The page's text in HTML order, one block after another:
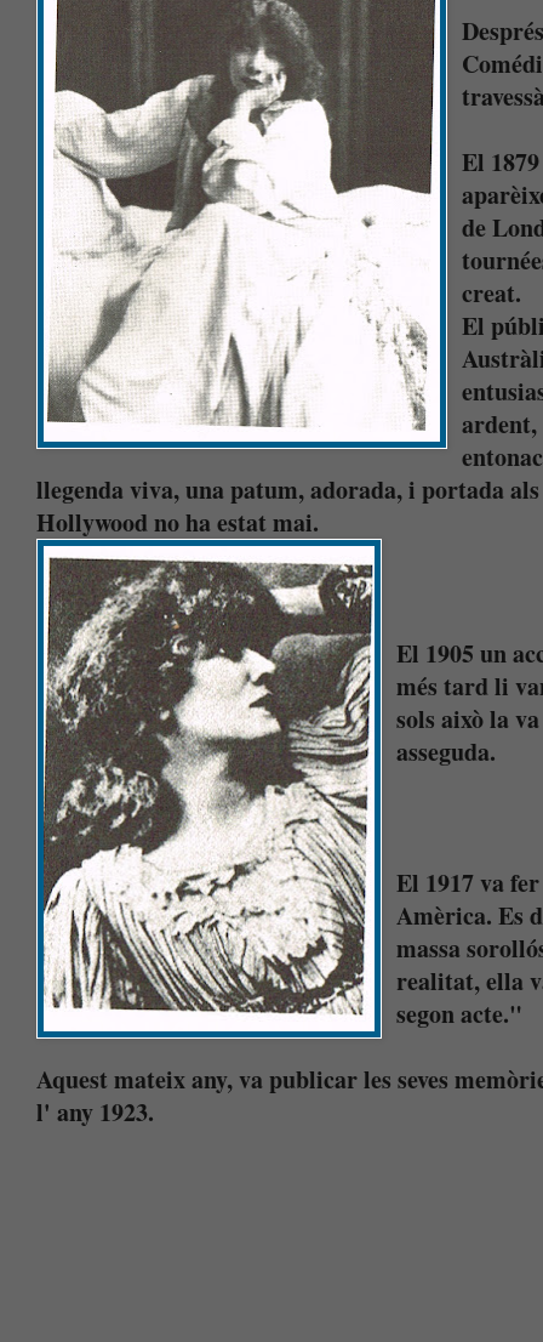
El
de
creat.
El
ardent,
llegenda viva, una patum, adorada, i portada
Hollywood no ha estat mai.
El 1905 un
més tard li
sols això la
asseguda.
El 1917 va
Amèrica. Es
massa
realitat, ella
segon acte."
Aquest mateix any, va publicar les seves
l' any 1923.